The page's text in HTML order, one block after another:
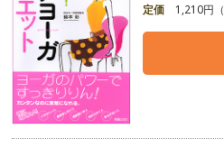
定価
1,210円